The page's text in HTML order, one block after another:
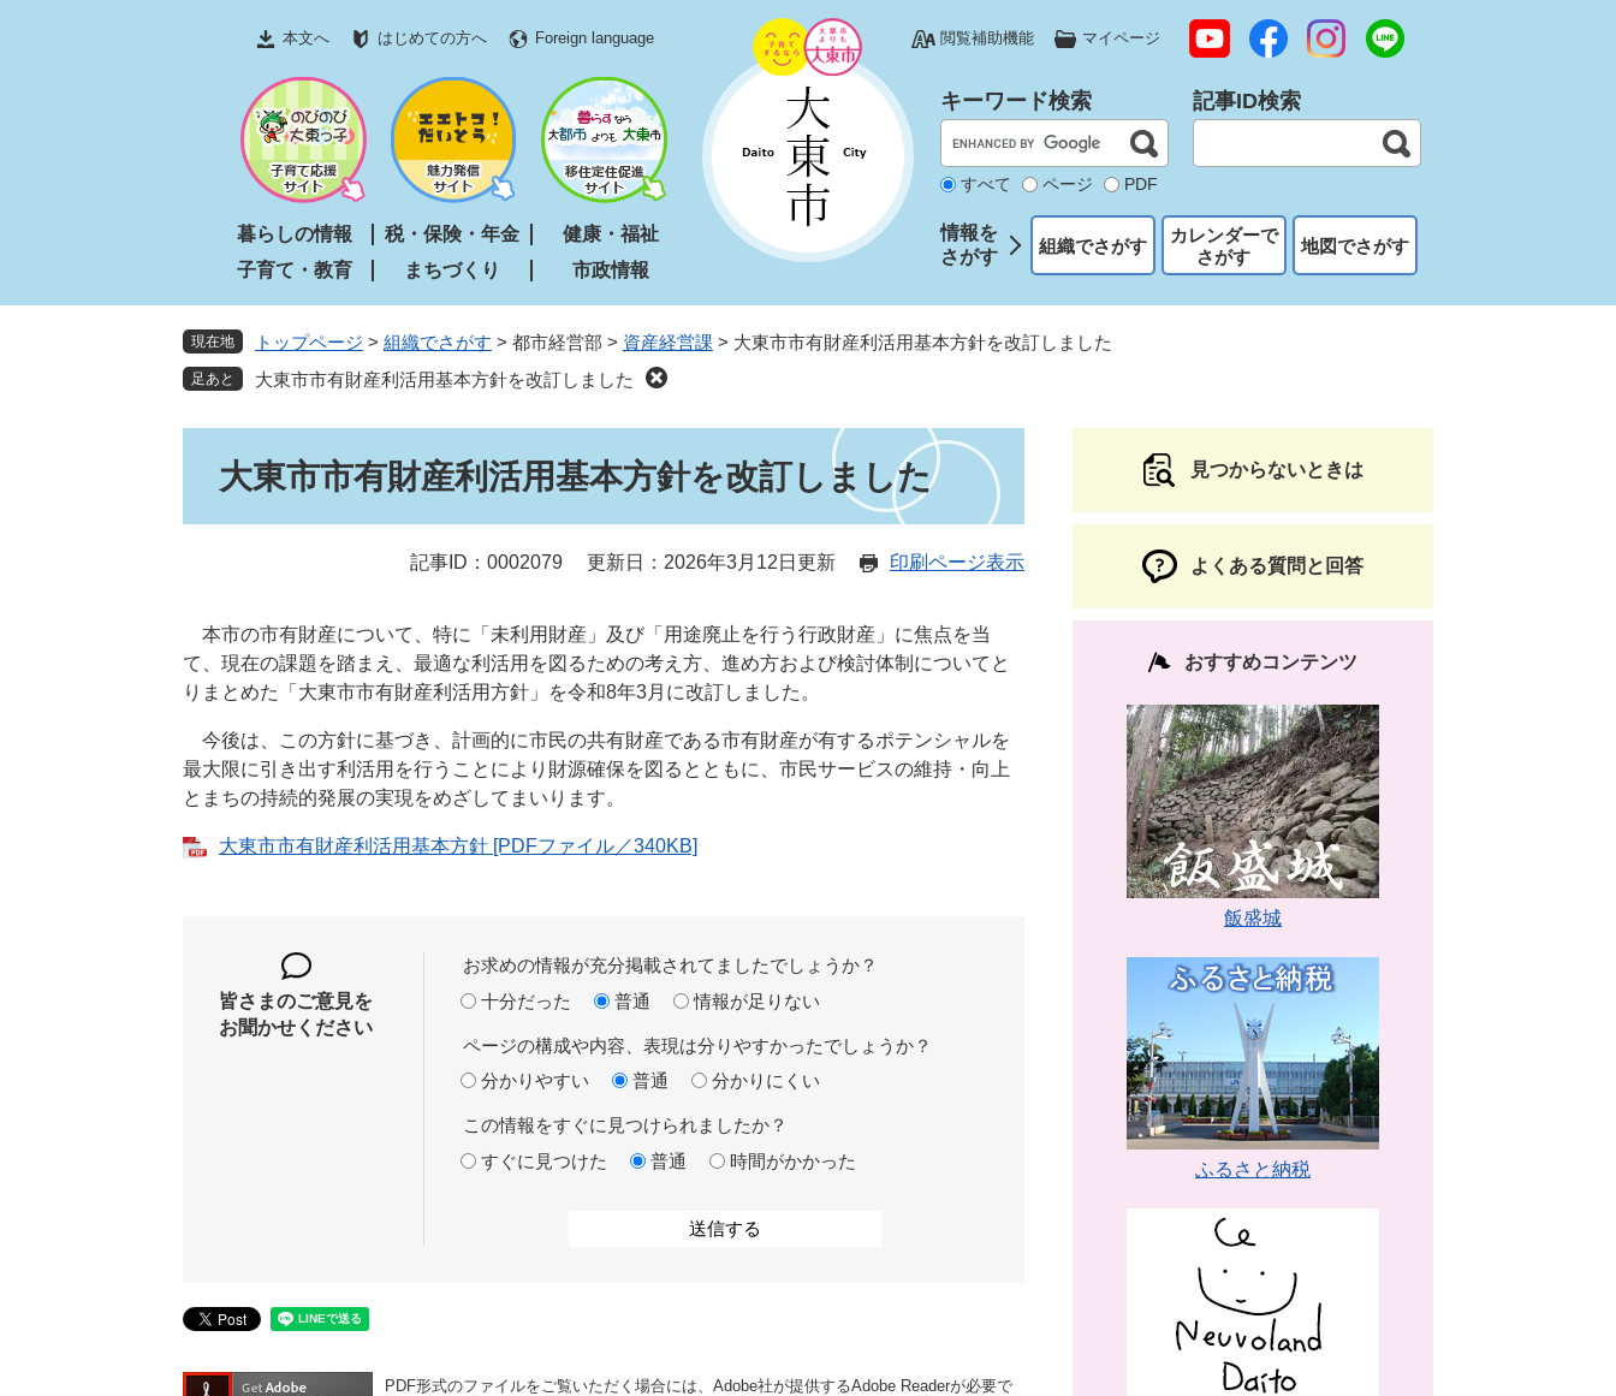
文
本文へ はじめての方へ Foreign language 閲覧補助機能 マイページ
暮らしの情報 税・保険・年金
健康・福祉
子育て・教育
まちづくり 市政情報
キーワード検索
すべて ページ PDF
記事ID検索
情報を
さがす
組織でさがす
カレンダーで
さがす
地図でさがす
現在地 トップページ > 組織でさがす > 都市経営部 > 資産経営課 > 大東市市有財産利活用基本方針を改訂しました
大東市市有財産利活用基本方針を改訂しました
大東市市有財産利活用基本方針を改訂しました
記事ID：0002079 更新日：2026年3月12日更新 印刷ページ表示
本市の市有財産について、特に「未利用財産」及び「用途廃止を行う行政財産」に焦点を当
て、現在の課題を踏まえ、最適な利活用を図るための考え方、進め方および検討体制についてと
りまとめた「大東市市有財産利活用方針」を令和8年3月に改訂しました。
今後は、この方針に基づき、計画的に市民の共有財産である市有財産が有するポテンシャルを
最大限に引き出す利活用を行うことにより財源確保を図るとともに、市民サービスの維持・向上
とまちの持続的発展の実現をめざしてまいります。
大東市市有財産利活用基本方針 [PDFファイル／340KB]
皆さまのご意見を
お聞かせください
お求めの情報が充分掲載されてましたでしょうか？
十分だった
普通 情報が足りない
ページの構成や内容、表現は分りやすかったでしょうか？
分かりやすい
普通 分かりにくい
この情報をすぐに見つけられましたか？
すぐに見つけた
普通 時間がかかった
PDF形式のファイルをご覧いただく場合には、Adobe社が提供するAdobe Readerが必要で
見つからないときは
よくある質問と回答
おすすめコンテンツ
飯盛城
ふるさと納税